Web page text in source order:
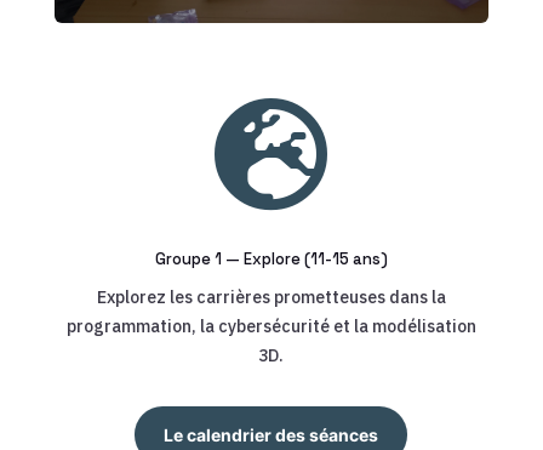

Groupe 1 — Explore (11-15 ans)
Explorez les carrières prometteuses dans la
programmation, la cybersécurité et la modélisation
3D.
Le calendrier des séances